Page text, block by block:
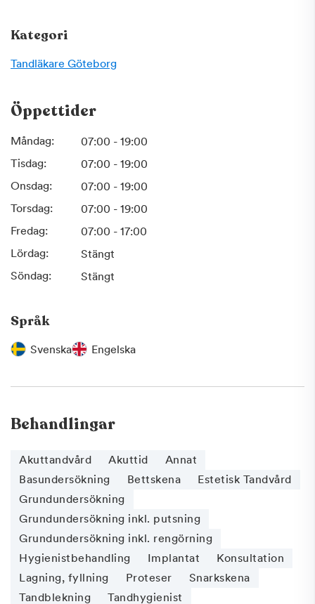
Kategori
Tandläkare Göteborg
Öppettider
Måndag:
07:00 - 19:00
Tisdag:
07:00 - 19:00
Onsdag:
07:00 - 19:00
Torsdag:
07:00 - 19:00
Fredag:
07:00 - 17:00
Lördag:
Stängt
Söndag:
Stängt
Språk
Svenska Engelska
Behandlingar
Akuttandvård Akuttid
Annat
Basundersökning
Bettskena
Estetisk Tandvård
Grundundersökning
Grundundersökning inkl. putsning
Grundundersökning inkl. rengörning
Hygienistbehandling
Implantat
Konsultation
Lagning, fyllning
Proteser
Snarkskena
Tandblekning
Tandhygienist